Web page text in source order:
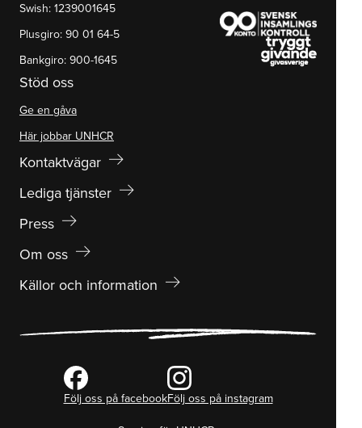
Swish: 1239001645
Plusgiro: 90 01 64-5
Bankgiro: 900-1645
Stöd oss
Ge en gåva
Här jobbar UNHCR
Kontaktvägar arrow_right_alt
Lediga tjänster arrow_right_alt
Press arrow_right_alt
Om oss arrow_right_alt
Källor och information arrow_right_alt
Följ oss på facebookFölj oss på instagram